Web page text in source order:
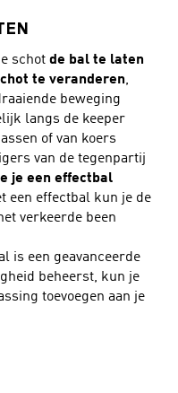
schot de bal te laten
te veranderen,
beweging
langs de keeper
of van koers
van de tegenpartij
je een effectbal
een effectbal kun je de
verkeerde been
is een geavanceerde
beheerst, kun je
toevoegen aan je